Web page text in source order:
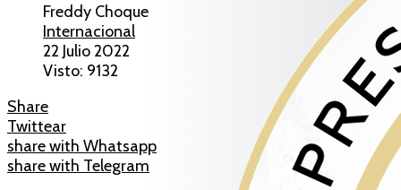
Freddy Choque
Internacional
22 Julio 2022
Visto: 9132
Share
Twittear
share with Whatsapp
share with Telegram